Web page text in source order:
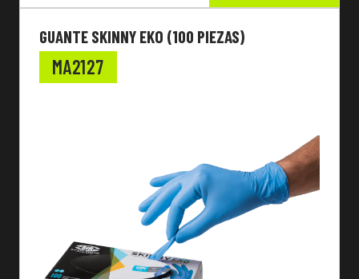
GUANTE SKINNY EKO (100 PIEZAS)
MA2127